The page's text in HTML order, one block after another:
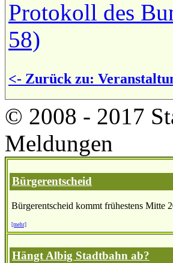
Protokoll des
58)
<- Zurück zu:
© 2008 - 2017
Meldungen
Bürgerentscheid
Bürgerentscheid kommt frühestens Mitte
[mehr]
Hängt Albig Stadtbahn ab?